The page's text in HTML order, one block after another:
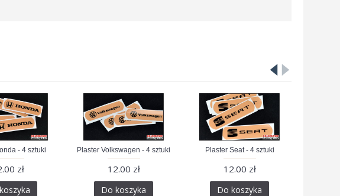
- 4 sztuki
zł
Plaster Volkswagen - 4 sztuki
12.00 zł
Do koszyka
Plaster Seat - 4 sztuki
12.00 zł
Do koszyka